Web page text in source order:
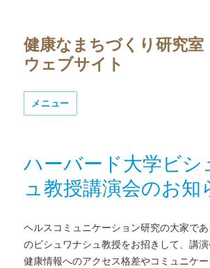
健康なまちづくり研究
ウェブサイト
メニュー
ハーバード大学ビシ
ュ教授講演会のお知
ヘルスコミュニケーション研究の大家で
のビシュワナシュ教授をお招きして、講演
健康情報へのアクセス格差やコミュニケ